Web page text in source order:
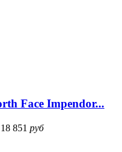
Face Impendor...
18 851 руб